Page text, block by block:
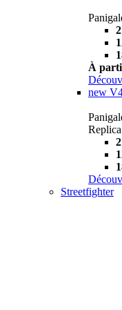
À
new
Replica
Streetfighter